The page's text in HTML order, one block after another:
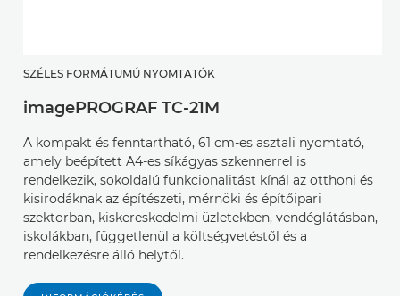
SZÉLES FORMÁTUMÚ NYOMTATÓK
imagePROGRAF TC-21M
A kompakt és fenntartható, 61 cm-es asztali nyomtató,
amely beépített A4-es síkágyas szkennerrel is
rendelkezik, sokoldalú funkcionalitást kínál az otthoni és
kisirodáknak az építészeti, mérnöki és építőipari
szektorban, kiskereskedelmi üzletekben, vendéglátásban,
iskolákban, függetlenül a költségvetéstől és a
rendelkezésre álló helytől.